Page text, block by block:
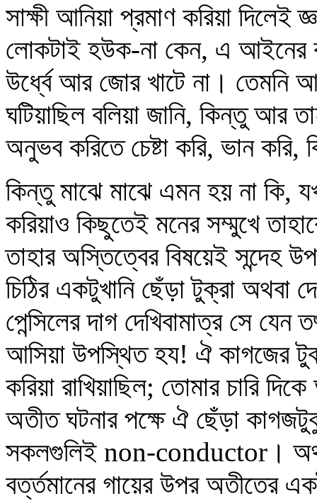
সাক্ষী আনিয়া প্রমাণ করিয়া
লোকটাই হউক-না কেন, এ আইনের
উর্ধ্বে আর জোর খাটে না। তেমনি
ঘটিয়াছিল বলিয়া জানি, কিন্তু আর
অনুভব করিতে চেষ্টা করি, ভান করি,
কিন্তু মাঝে মাঝে এমন হয় না কি,
করিয়াও কিছুতেই মনের সম্মুখে
তাহার অস্তিত্বের বিষয়েই সন্দেহ
চিঠির একটুখানি ছেঁড়া টুক্‌রা অথবা
পেন্সিলের দাগ দেখিবামাত্র সে
আসিয়া উপস্থিত হয! ঐ কাগজের
করিয়া রাখিয়াছিল; তোমার চারি
অতীত ঘটনার পক্ষে ঐ ছেঁড়া
সকলগুলিই non-conductor।
বর্ত্তমানের গায়ের উপর অতীতের